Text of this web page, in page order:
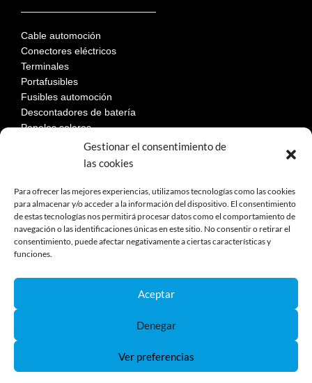
Gestionar el consentimiento de
las cookies
Para ofrecer las mejores experiencias, utilizamos tecnologías como las cookies
para almacenar y/o acceder a la información del dispositivo. El consentimiento
de estas tecnologías nos permitirá procesar datos como el comportamiento de
navegación o las identificaciones únicas en este sitio. No consentir o retirar el
consentimiento, puede afectar negativamente a ciertas características y
funciones.
Aceptar
Denegar
Ver preferencias
Cable automoción
Conectores eléctricos
Terminales
Portafusibles
Fusibles automoción
Descontadores de batería
Paneles solares
Aviso Legal
Política de privacidad
Política de cookies
Términos y condiciones de compra
Reclamaciones y desestimiento